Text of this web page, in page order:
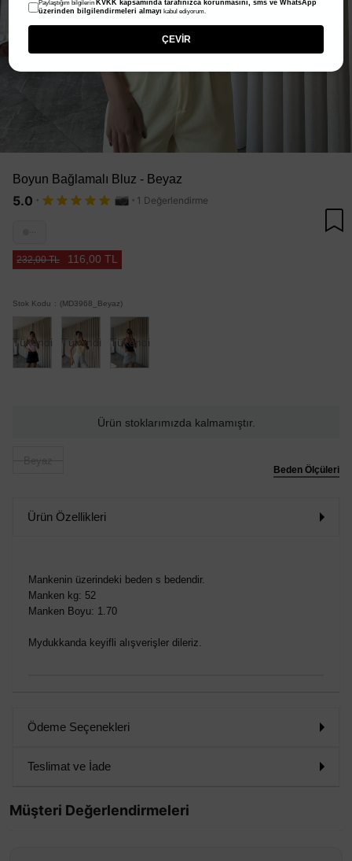
Boyun Bağlamalı Bluz - Beyaz
5.0 · · 1 Değerlendirme
232,00 TL 116,00 TL
Stok Kodu (MD3968_Beyaz)
Tükendi Tükendi Tükendi
Ürün stoklarımızda kalmamıştır.
Beden Ölçüleri
Ürün Özellikleri
Mankenin üzerindeki beden s bedendir.
Manken kg: 52
Manken Boyu: 1.70
Mydukkanda keyifli alışverişler dileriz.
Ödeme Seçenekleri
Teslimat ve İade
Müşteri Değerlendirmeleri
Paylaştığım bilgilerin KVKK kapsamında tarafınızca korunmasını, sms ve WhatsApp
üzerinden bilgilendirmeleri almayı kabul ediyorum.
ÇEVİR